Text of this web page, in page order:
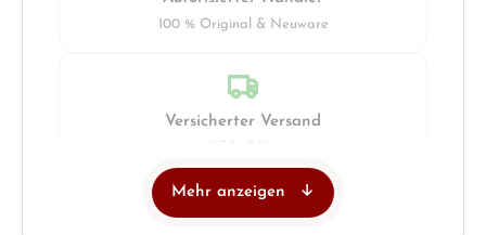
100 % Original & Neuware
Versicherter Versand
Mehr anzeigen